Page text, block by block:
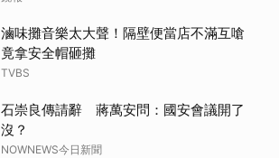
滷味攤音樂太大聲！隔壁便當店不滿互嗆
竟拿安全帽砸攤
TVBS
石崇良傳請辭 蔣萬安問：國安會議開了
沒？
NOWNEWS今日新聞